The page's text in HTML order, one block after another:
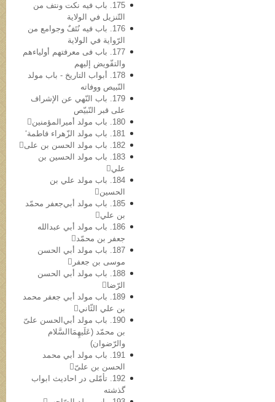
175. باب فیه نکت ونتف من
التّنزیل في الولایة
176. باب فیه نُتَفٌ وجوامع من
الرّوایة في الولایة
177. باب فی معرفتهم أولیاءهم
والتفّویض إلیهم
178. أبواب التاریخ - باب مولد
النّبيص ووفاته
179. باب النّهي عن الإشراف
علی قبر النّبيّص
180. باب مولد أمیرالمؤمنین
181. باب مولد الزّهراء فاطمة‘
182. باب مولد الحسن بن علی
183. باب مولد الحسین بن
علي
184. باب مولد علي بن
الحسین
185. باب مولد أبي‌جعفر محمّد
بن علي
186. باب مولد أبي عبدالله
جعفر بن محمّد
187. باب مولد أبي الحسن
موسی بن جعفر
188. باب مولد أبي الحسن
الرّضا
189. باب مولد أبي جعفر محمد
بن علي الثّاني
190. باب مولد أبي‌الحسن علیّ
بن محمّد (عَلَیهِمَاالسَّلام
والرّضوان)
191. باب مولد أبي محمد
الحسن بن علیّ
192. تأمّلی در احادیث ابواب
گذشته